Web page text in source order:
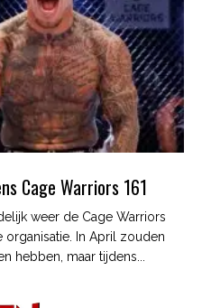
Cage Warriors 161
weer de Cage Warriors
In April zouden
hebben, maar tijdens...